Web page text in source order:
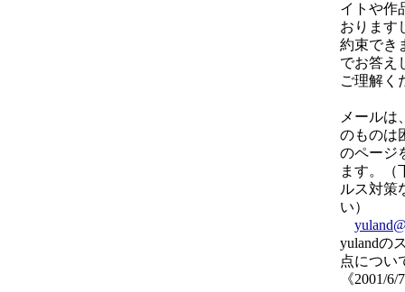
イトや作
おります
約束でき
でお答え
ご理解く
メールは
のものは
のページ
ます。（
ルス対策
い）
yulandの
点につい
《2001/